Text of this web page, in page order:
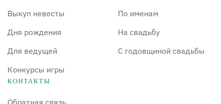
Выкуп невесты
Дня рождения
Для ведущей
Конкурсы игры
По именам
На свадьбу
С годовщиной свадьбы
КОНТАКТЫ